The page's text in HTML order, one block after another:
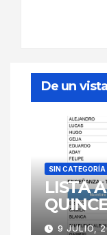
De un
SIN CATEGORÍA
LISTA
9 JULIO,